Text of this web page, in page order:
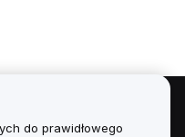
do prawidłowego